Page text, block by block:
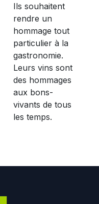
Ils souhaitent
rendre un
hommage tout
particulier à la
gastronomie.
Leurs vins sont
des hommages
aux bons-
vivants de tous
les temps.